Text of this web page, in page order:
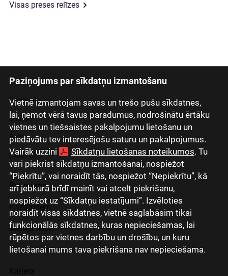
Paziņojums par sīkdatņu izmantošanu
Vietnē izmantojam savas un trešo pušu sīkdatnes,
lai, ņemot vērā tavus paradumus, nodrošinātu ērtāku
vietnes un tiešsaistes pakalpojumu lietošanu un
piedāvātu tev interesējošu saturu un pakalpojumus.
Vairāk uzzini
Sīkdatņu lietošanas noteikumos. Tu
vari piekrist sīkdatņu izmantošanai, nospiežot
“Piekrītu”, vai noraidīt tās, nospiežot “Nepiekrītu”, kā
arī jebkurā brīdī mainīt vai atcelt piekrišanu,
nospiežot uz “Sīkdatņu iestatījumi”. Izvēloties
noraidīt visas sīkdatnes, vietnē saglabāsim tikai
funkcionālās sīkdatnes, kuras nepieciešamas, lai
rūpētos par vietnes darbību un drošību, un kuru
lietošanai mums tava piekrišana nav nepieciešama.
Visas preses relīzes
Latviski
Русский
English
Eesti
Lietuviškai
Par mums
Investoriem
Mediju telpa
Grupas uzņēmumi